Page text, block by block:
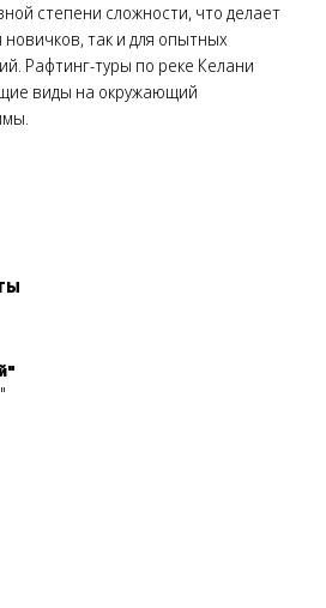
степени сложности, что делает
новичков, так и для опытных
Рафтинг-туры по реке Келани
виды на окружающий